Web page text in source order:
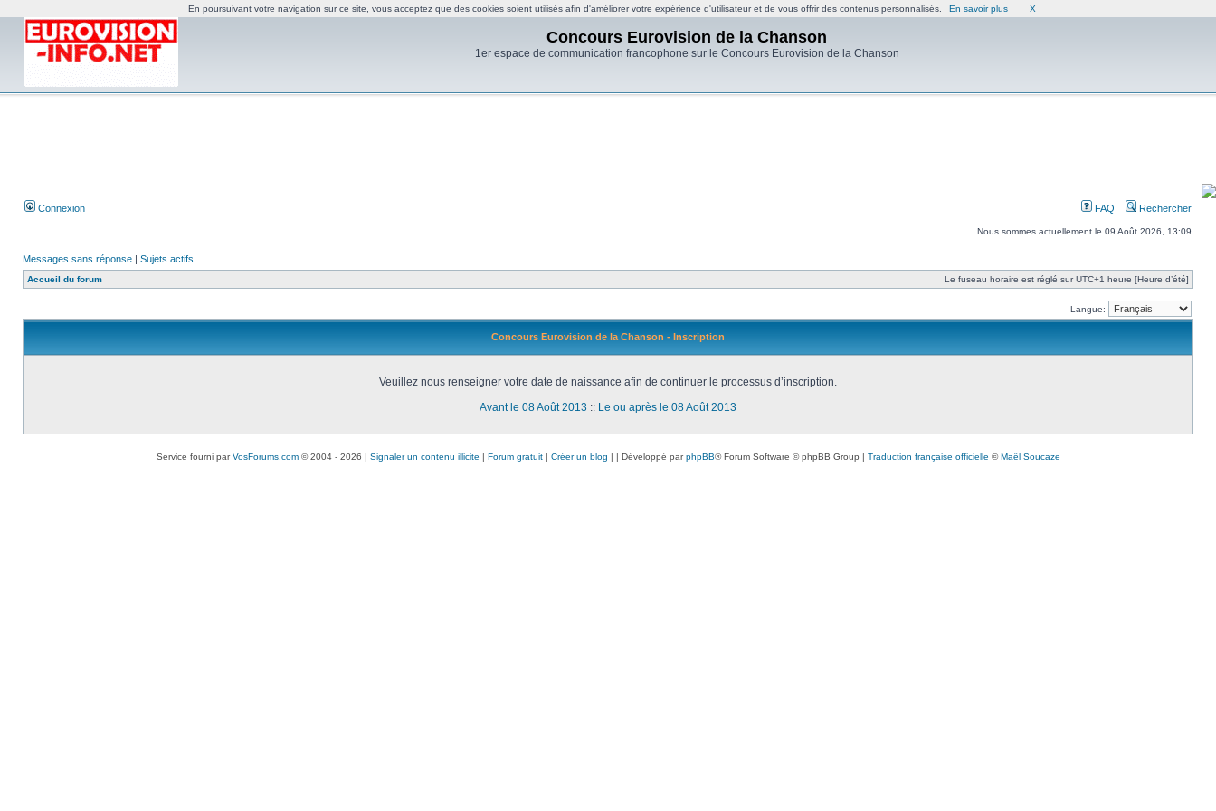
Concours Eurovision de la Chanson
1er espace de communication francophone sur le Concours Eurovision de la Chanson
Connexion FAQ Rechercher
Nous sommes actuellement le 09 Août 2026, 13:09
Messages sans réponse | Sujets actifs
Accueil du forum Le fuseau horaire est réglé sur UTC+1 heure [Heure d’été]
Langue:
Concours Eurovision de la Chanson - Inscription
Veuillez nous renseigner votre date de naissance afin de continuer le processus d’inscription.
Avant le 08 Août 2013 :: Le ou après le 08 Août 2013
Service fourni parVosForums.com© 2004 - 2026 | Signaler un contenu illicite | Forum gratuit| Créer un blog | | Développé parphpBB® Forum Software © phpBB Group | Traduction française officielle ©Maël Soucaze
En poursuivant votre navigation sur ce site, vous acceptez que des cookies soient utilisés afin d'améliorer votre expérience d'utilisateur et de vous offrir des contenus personnalisés. En savoir plus X